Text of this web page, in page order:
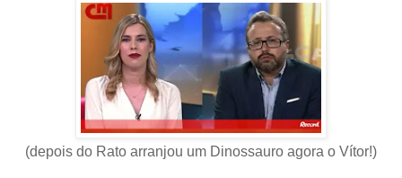
(depois do Rato arranjou um Dinossauro agora o Vítor!)